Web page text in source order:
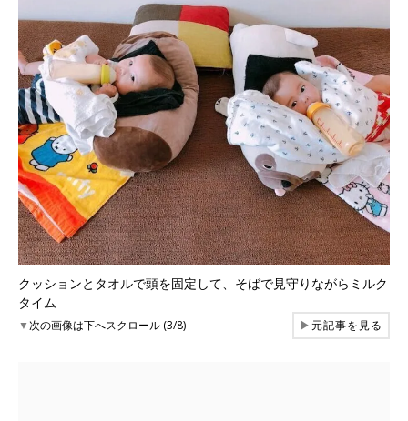
クッションとタオルで頭を固定して、そばで見守りながらミルク
タイム
▼次の画像は下へスクロール (3/8) ▶元記事を見る